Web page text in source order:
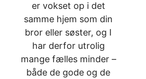
er vokset op i det
samme hjem som din
bror eller søster, og I
har derfor utrolig
mange fælles minder –
både de gode og de